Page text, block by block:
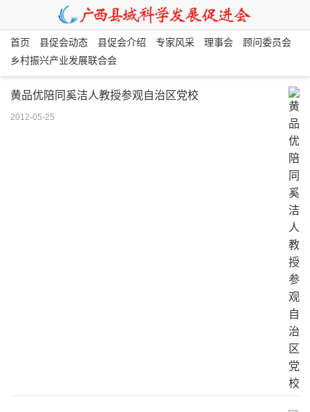
首页 县促会动态 县促会介绍 专家风采 理事会
顾问委员会
乡村振兴产业发展联合会
黄品优陪同奚洁人教授参观自治区党校
2012-05-25